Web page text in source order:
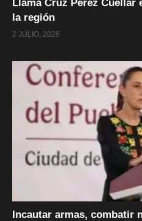
Llama Cruz Pérez
la región
2 JULIO, 2026
Incautar armas, combatir